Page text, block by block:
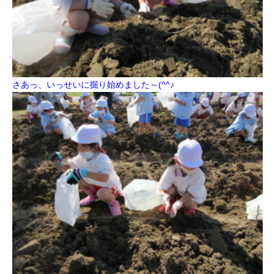
さあっ、いっせいに掘り始めました～(^^♪